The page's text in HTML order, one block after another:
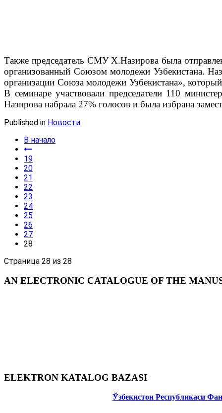
Также председатель СМУ Х.Назирова была
организованный Союзом молодежи Узбекистана.
организации Союза молодежи Узбекистана»,
В семинаре участвовали председатели 110
Назирова набрала 27% голосов и была избрана
Published in Новости
В начало
19
20
21
22
23
24
25
26
27
28
Страница 28 из 28
AN ELECTRONIC CATALOGUE OF THE
ELEKTRON KATALOG BAZASI
Ўзбекистон Республикаси